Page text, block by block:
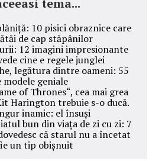
10 pisici obraznice care
de cap stăpânilor
12 imagini impresionante
cine e regele junglei
legătura dintre oameni: 55
modele geniale
of Thrones“, cea mai grea
Harington trebuie s-o ducă.
inamic: el însuși
bun din viața de zi cu zi: 7
că starul nu a încetat
un tip obișnuit